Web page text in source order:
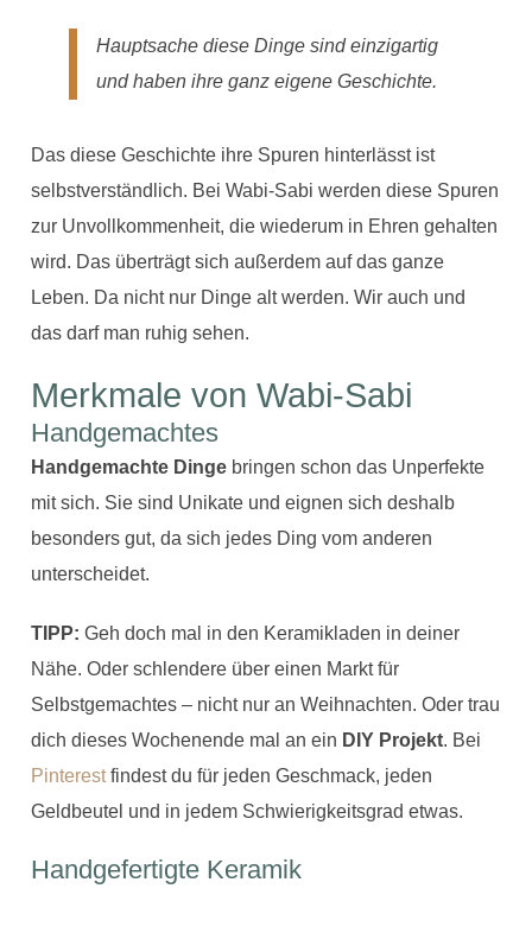
Hauptsache diese Dinge sind einzigartig
und haben ihre ganz eigene Geschichte.
Das diese Geschichte ihre Spuren hinterlässt ist
selbstverständlich. Bei Wabi-Sabi werden diese Spuren
zur Unvollkommenheit, die wiederum in Ehren gehalten
wird. Das überträgt sich außerdem auf das ganze
Leben. Da nicht nur Dinge alt werden. Wir auch und
das darf man ruhig sehen.
Merkmale von Wabi-Sabi
Handgemachtes
Handgemachte Dinge bringen schon das Unperfekte
mit sich. Sie sind Unikate und eignen sich deshalb
besonders gut, da sich jedes Ding vom anderen
unterscheidet.
TIPP: Geh doch mal in den Keramikladen in deiner
Nähe. Oder schlendere über einen Markt für
Selbstgemachtes – nicht nur an Weihnachten. Oder trau
dich dieses Wochenende mal an ein DIY Projekt. Bei
Pinterestfindest du für jeden Geschmack, jeden
Geldbeutel und in jedem Schwierigkeitsgrad etwas.
Handgefertigte Keramik